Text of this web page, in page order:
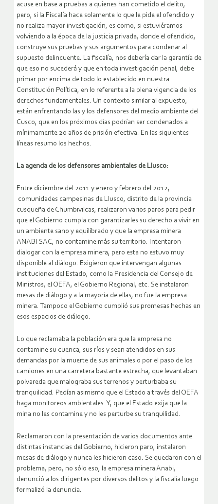
acuse en base a pruebas a quienes han cometido el delito,
pero, si la Fiscalía hace solamente lo que le pide el ofendido y
no realiza mayor investigación, es como, si estuviéramos
volviendo a la época de la justicia privada, donde el ofendido,
construye sus pruebas y sus argumentos para condenar al
supuesto delincuente. La fiscalía, nos debería dar la garantía de
que eso no sucederá y que en toda investigación penal, debe
primar por encima de todo lo establecido en nuestra
Constitución Política, en lo referente a la plena vigencia de los
derechos fundamentales. Un contexto similar al expuesto,
están enfrentando las y los defensores del medio ambiente del
Cusco, que en los próximos días podrían ser condenados a
mínimamente 20 años de prisión efectiva. En las siguientes
líneas resumo los hechos.
La agenda de los defensores ambientales de Llusco:
Entre diciembre del 2011 y enero y febrero del 2012,
comunidades campesinas de Llusco, distrito de la provincia
cusqueña de Chumbivilcas, realizaron varios paros para pedir
que el Gobierno cumpla con garantizarles su derecho a vivir en
un ambiente sano y equilibrado y que la empresa minera
ANABI SAC, no contamine más su territorio. Intentaron
dialogar con la empresa minera, pero esta no estuvo muy
disponible al diálogo. Exigieron que intervengan algunas
instituciones del Estado, como la Presidencia del Consejo de
Ministros, el OEFA, el Gobierno Regional, etc. Se instalaron
mesas de diálogo y a la mayoría de ellas, no fue la empresa
minera. Tampoco el Gobierno cumplió sus promesas hechas en
esos espacios de diálogo.
Lo que reclamaba la población era que la empresa no
contamine su cuenca, sus ríos y sean atendidos en sus
demandas por la muerte de sus animales o por el paso de los
camiones en una carretera bastante estrecha, que levantaban
polvareda que malograba sus terrenos y perturbaba su
tranquilidad. Pedían asimismo que el Estado a través del OEFA
haga monitoreos ambientales. Y, que el Estado exija que la
mina no les contamine y no les perturbe su tranquilidad.
Reclamaron con la presentación de varios documentos ante
distintas instancias del Gobierno, hicieron paro, instalaron
mesas de diálogo y nunca les hicieron caso. Se quedaron con el
problema, pero, no sólo eso, la empresa minera Anabi,
denunció a los dirigentes por diversos delitos y la fiscalía luego
formalizó la denuncia.